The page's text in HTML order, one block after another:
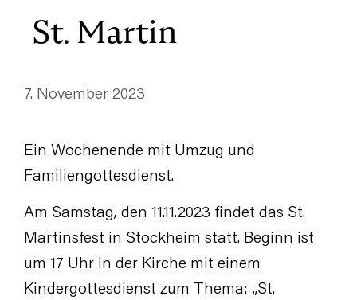
St. Martin
7. November 2023
Ein Wochenende mit Umzug und
Familiengottesdienst.
Am Samstag, den 11.11.2023 findet das St.
Martinsfest in Stockheim statt. Beginn ist
um 17 Uhr in der Kirche mit einem
Kindergottesdienst zum Thema: „St.